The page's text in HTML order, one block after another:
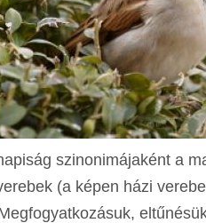
szinonimájaként a
(a képen házi